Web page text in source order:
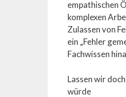
empathischen
komplexen
Zulassen von
ein „Fehler
Fachwissen
Lassen wir
würde